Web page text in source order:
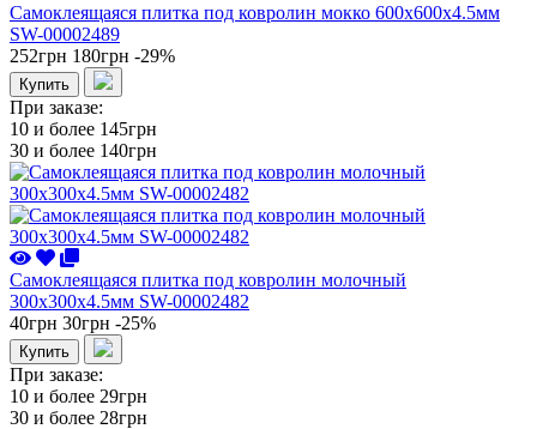
Самоклеящаяся плитка под ковролин мокко 600х600х4.5мм
SW-00002489
252грн 180грн -29%
Купить
При заказе:
10 и более 145грн
30 и более 140грн
Самоклеящаяся плитка под ковролин молочный
300х300х4.5мм SW-00002482
40грн 30грн -25%
Купить
При заказе:
10 и более 29грн
30 и более 28грн